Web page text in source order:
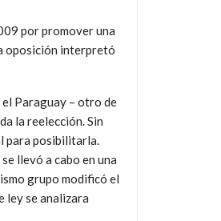
por promover una
oposición interpretó
Paraguay – otro de
la reelección. Sin
para posibilitarla.
llevó a cabo en una
grupo modificó el
ley se analizara